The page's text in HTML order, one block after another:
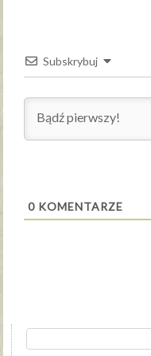
Subskrybuj
0 KOMENTARZE